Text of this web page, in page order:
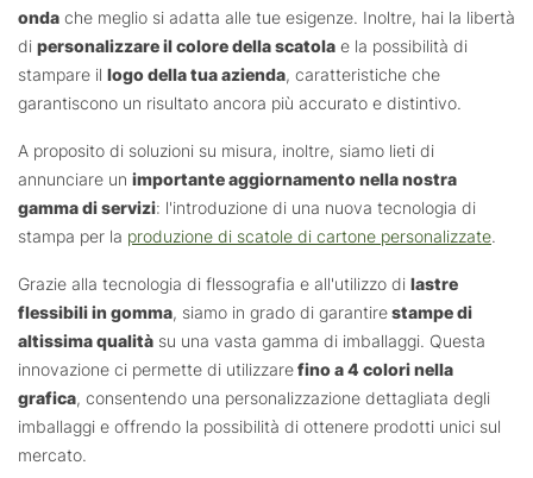
onda che meglio si adatta alle tue esigenze. Inoltre, hai la libertà
di personalizzare il colore della scatola e la possibilità di
stampare il logo della tua azienda, caratteristiche che
garantiscono un risultato ancora più accurato e distintivo.
A proposito di soluzioni su misura, inoltre, siamo lieti di
annunciare un importante aggiornamento nella nostra
gamma di servizi: l'introduzione di una nuova tecnologia di
stampa per la produzione di scatole di cartone personalizzate.
Grazie alla tecnologia di flessografia e all'utilizzo di lastre
flessibili in gomma, siamo in grado di garantirestampe di
altissima qualità su una vasta gamma di imballaggi. Questa
innovazione ci permette di utilizzarefino a 4 colori nella
grafica, consentendo una personalizzazione dettagliata degli
imballaggi e offrendo la possibilità di ottenere prodotti unici sul
mercato.